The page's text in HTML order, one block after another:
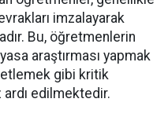
imzalayarak
Bu, öğretmenlerin
araştırması yapmak
gibi kritik
edilmektedir.